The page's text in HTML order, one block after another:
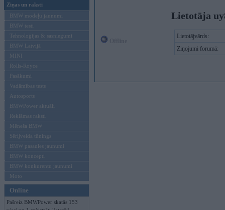
Ziņas un raksti
BMW modeļu jaunumi
BMW testi
Tehnoloģijas & sasniegumi
BMW Latvijā
MINI
Rolls-Royce
Pasākumi
Vadāmības tests
Autosports
BMWPower aktuāli
Reklāmas raksti
Mēneša BMW
Sērijveida tūnings
BMW pasaules jaunumi
BMW koncepti
BMW konkurentu jaunumi
Moto
Online
Pašreiz BMWPower skatās 153
Lietotāja
Lietotājvārds:
Ziņojumi forumā: